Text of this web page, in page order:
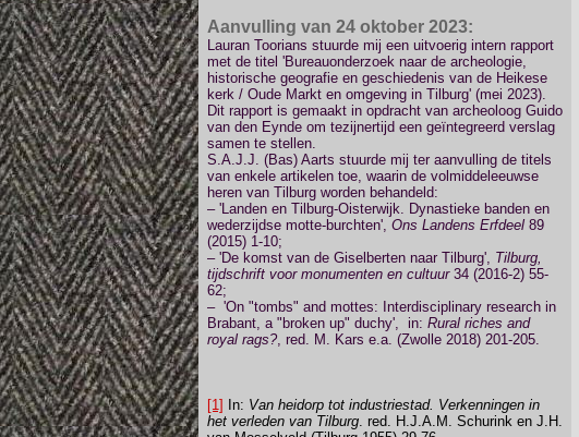
Aanvulling van 24 oktober 2023:
Lauran Toorians stuurde mij een uitvoerig intern rapport
met de titel 'Bureauonderzoek naar de archeologie,
historische geografie en geschiedenis van de Heikese
kerk / Oude Markt en omgeving in Tilburg' (mei 2023).
Dit rapport is gemaakt in opdracht van archeoloog Guido
van den Eynde om tezijnertijd een geïntegreerd verslag
samen te stellen.
S.A.J.J. (Bas) Aarts stuurde mij ter aanvulling de titels
van enkele artikelen toe, waarin de volmiddeleeuwse
heren van Tilburg worden behandeld:
– 'Landen en Tilburg-Oisterwijk. Dynastieke banden en
wederzijdse motte-burchten', Ons Landens Erfdeel 89
(2015) 1-10;
– 'De komst van de Giselberten naar Tilburg', Tilburg,
tijdschrift voor monumenten en cultuur34 (2016-2) 55-
62;
– 'On "tombs" and mottes: Interdisciplinary research in
Brabant, a "broken up" duchy', in: Rural riches and
royal rags?, red. M. Kars e.a. (Zwolle 2018) 201-205.
[1] In: Van heidorp tot industriestad. Verkenningen in
het verleden van Tilburg. red. H.J.A.M. Schurink en J.H.